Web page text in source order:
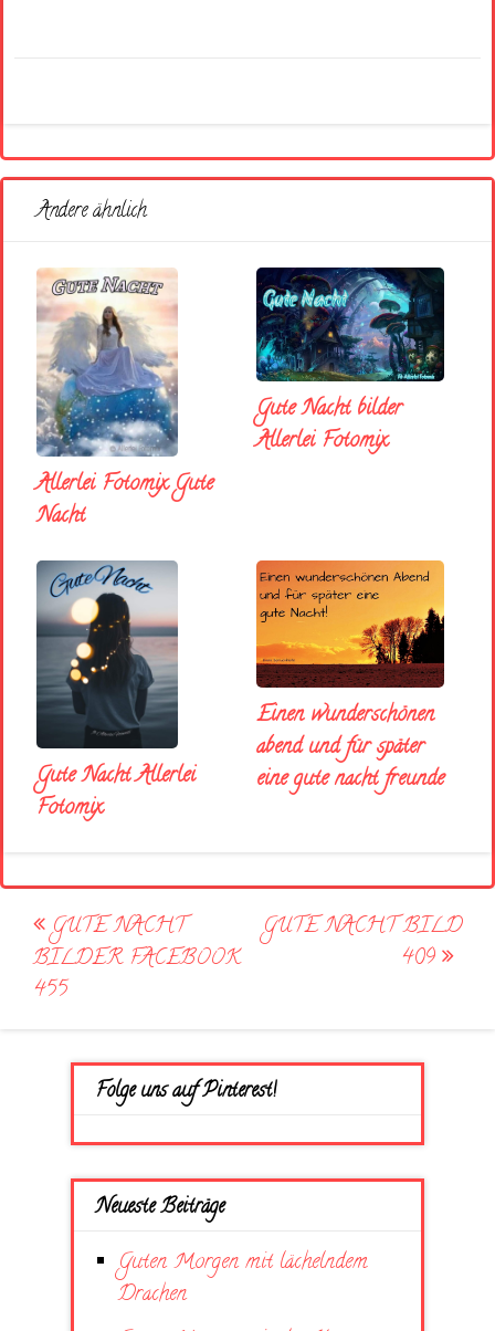
Andere ähnlich
Allerlei Fotomix Gute
Nacht
Gute Nacht bilder
Allerlei Fotomix
Gute Nacht Allerlei
Fotomix
Einen wunderschönen
abend und für später
eine gute nacht freunde
Post
navigation
GUTE NACHT
BILDER FACEBOOK
455
GUTE NACHT BILD
409
Folge uns auf Pinterest!
Neueste Beiträge
Guten Morgen mit lächelndem
Drachen